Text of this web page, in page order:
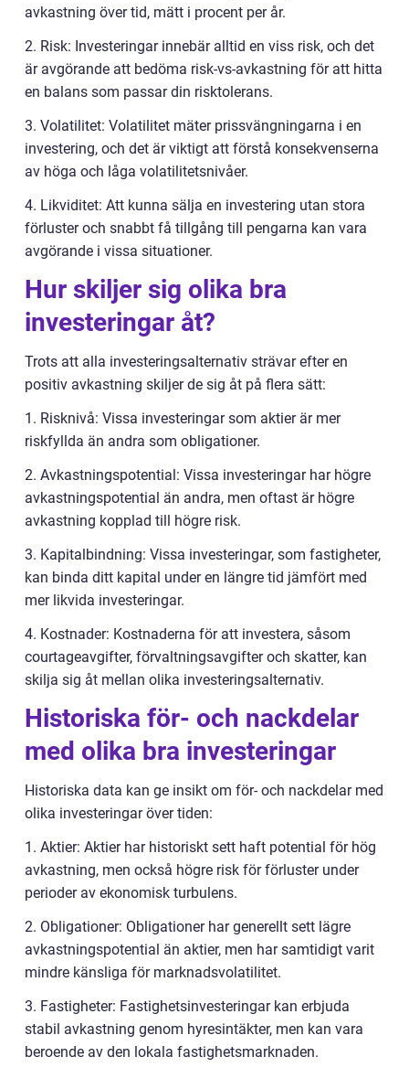
avkastning över tid, mätt i procent per år.
2. Risk: Investeringar innebär alltid en viss risk, och det
är avgörande att bedöma risk-vs-avkastning för att hitta
en balans som passar din risktolerans.
3. Volatilitet: Volatilitet mäter prissvängningarna i en
investering, och det är viktigt att förstå konsekvenserna
av höga och låga volatilitetsnivåer.
4. Likviditet: Att kunna sälja en investering utan stora
förluster och snabbt få tillgång till pengarna kan vara
avgörande i vissa situationer.
Hur skiljer sig olika bra
investeringar åt?
Trots att alla investeringsalternativ strävar efter en
positiv avkastning skiljer de sig åt på flera sätt:
1. Risknivå: Vissa investeringar som aktier är mer
riskfyllda än andra som obligationer.
2. Avkastningspotential: Vissa investeringar har högre
avkastningspotential än andra, men oftast är högre
avkastning kopplad till högre risk.
3. Kapitalbindning: Vissa investeringar, som fastigheter,
kan binda ditt kapital under en längre tid jämfört med
mer likvida investeringar.
4. Kostnader: Kostnaderna för att investera, såsom
courtageavgifter, förvaltningsavgifter och skatter, kan
skilja sig åt mellan olika investeringsalternativ.
Historiska för- och nackdelar
med olika bra investeringar
Historiska data kan ge insikt om för- och nackdelar med
olika investeringar över tiden:
1. Aktier: Aktier har historiskt sett haft potential för hög
avkastning, men också högre risk för förluster under
perioder av ekonomisk turbulens.
2. Obligationer: Obligationer har generellt sett lägre
avkastningspotential än aktier, men har samtidigt varit
mindre känsliga för marknadsvolatilitet.
3. Fastigheter: Fastighetsinvesteringar kan erbjuda
stabil avkastning genom hyresintäkter, men kan vara
beroende av den lokala fastighetsmarknaden.